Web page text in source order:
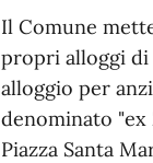
Il Comune
propri alloggi
alloggio per
denominato
Piazza Santa